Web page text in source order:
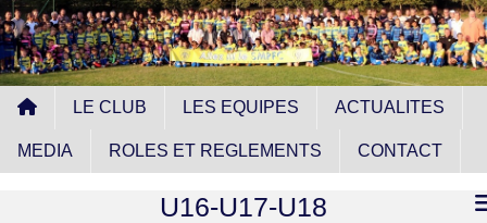
LE CLUB LES EQUIPES ACTUALITES
MEDIA ROLES ET REGLEMENTS CONTACT
U16-U17-U18
Panneau de gestion des cookies